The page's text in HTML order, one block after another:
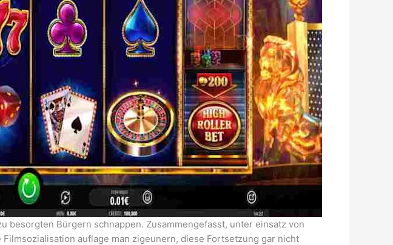
Bürgern schnappen. Zusammengefasst, unter einsatz von
auflage man zigeunern, diese Fortsetzung gar nicht